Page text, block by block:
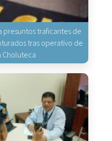
presuntos traficantes de
tras operativo de
Choluteca